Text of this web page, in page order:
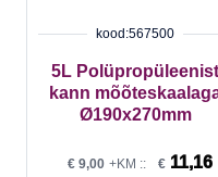
kood:567500
5L Polüpropüleenist
kann
Ø190x270mm
€9,00 +KM :: €11,16